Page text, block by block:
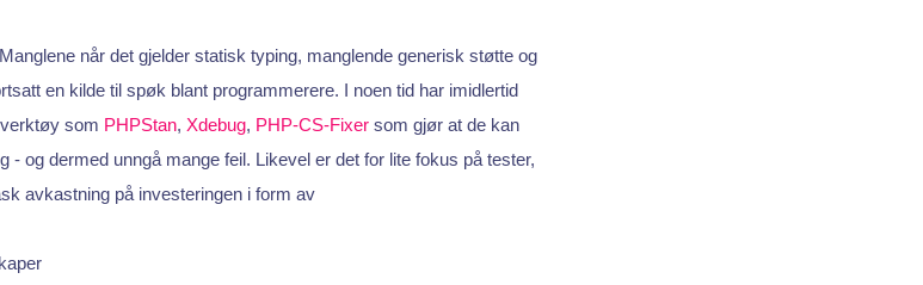
når det gjelder statisk typing, manglende generisk støtte og
en kilde til spøk blant programmerere. I noen tid har imidlertid
som PHPStan, Xdebug, PHP-CS-Fixersom gjør at de kan
- og dermed unngå mange feil. Likevel er det for lite fokus på tester,
avkastning på investeringen i form av